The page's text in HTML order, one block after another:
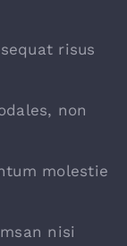
risus
non
molestie
nisi